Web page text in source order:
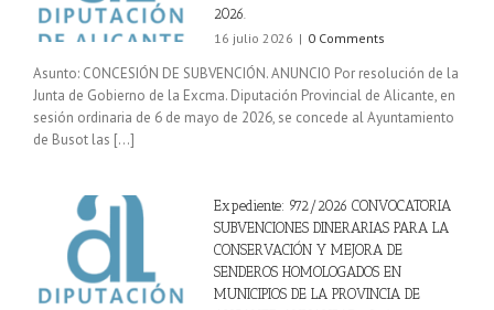
2026.
16 julio 2026 | 0 Comments
Asunto: CONCESIÓN DE SUBVENCIÓN. ANUNCIO Por resolución de la
Junta de Gobierno de la Excma. Diputación Provincial de Alicante, en
sesión ordinaria de 6 de mayo de 2026, se concede al Ayuntamiento
de Busot las [...]
Expediente: 972/2026 CONVOCATORIA
SUBVENCIONES DINERARIAS PARA LA
CONSERVACIÓN Y MEJORA DE
SENDEROS HOMOLOGADOS EN
MUNICIPIOS DE LA PROVINCIA DE